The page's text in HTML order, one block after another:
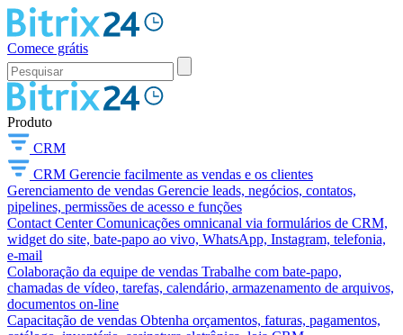
Comece grátis
Produto
CRM
CRM Gerencie facilmente as vendas e os clientes
Gerenciamento de vendas Gerencie leads, negócios, contatos,
pipelines, permissões de acesso e funções
Contact Center Comunicações omnicanal via formulários de CRM,
widget do site, bate-papo ao vivo, WhatsApp, Instagram, telefonia,
e-mail
Colaboração da equipe de vendas Trabalhe com bate-papo,
chamadas de vídeo, tarefas, calendário, armazenamento de arquivos,
documentos on-line
Capacitação de vendas Obtenha orçamentos, faturas, pagamentos,